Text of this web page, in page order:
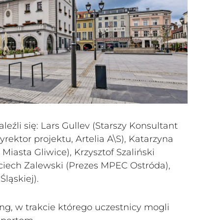
się: Lars Gullev (Starszy Konsultant
projektu, Artelia A\S), Katarzyna
Gliwice), Krzysztof Szaliński
Zalewski (Prezes MPEC Ostróda),
w trakcie którego uczestnicy mogli